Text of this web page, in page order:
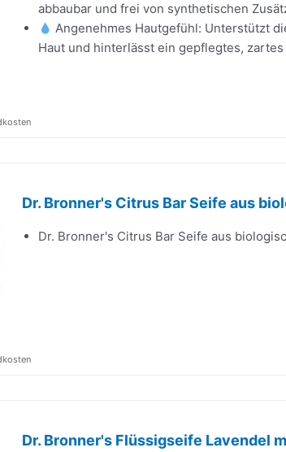
abbaubar und frei von synthetischen
Angenehmes Hautgefühl: Unterstützt
Haut und hinterlässt ein gepflegtes,
Dr. Bronner's Citrus Bar Seife aus
Dr. Bronner's Citrus Bar Seife aus
Dr. Bronner's Flüssigseife Lavendel